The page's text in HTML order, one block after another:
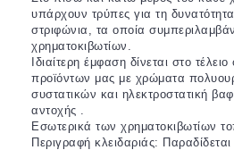
υπάρχουν τρύπες για τη
στριφώνια, τα οποία
χρηματοκιβωτίων.
Ιδιαίτερη έμφαση δίνεται στο
προϊόντων μας με χρώματα
συστατικών και ηλεκτροστατική
αντοχής .
Εσωτερικά των χρηματοκιβωτίων
Περιγραφή κλειδαριάς: Παραδίδεται